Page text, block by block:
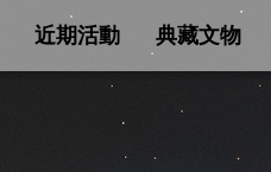
近期活動 典藏文物